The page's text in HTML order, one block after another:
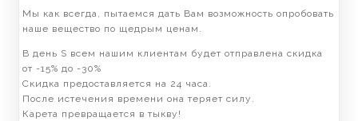
Мы как всегда, пытаемся дать Вам возможность опробовать
наше вещество по щедрым ценам.
В день S всем нашим клиентам будет отправлена скидка
от -15% до -30%
Скидка предоставляется на 24 часа.
После истечения времени она теряет силу.
Карета превращается в тыкву!